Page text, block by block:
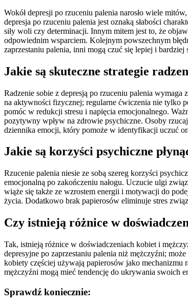
Wokół depresji po rzuceniu palenia narosło wiele
depresja po rzuceniu palenia jest oznaką słabości
siły woli czy determinacji. Innym mitem jest to, że
odpowiednim wsparciem. Kolejnym powszechnym
zaprzestaniu palenia, inni mogą czuć się lepiej i bardziej
Jakie są skuteczne strategie
Radzenie sobie z depresją po rzuceniu palenia
na aktywności fizycznej; regularne ćwiczenia nie tylko
pomóc w redukcji stresu i napięcia emocjonalnego.
pozytywny wpływ na zdrowie psychiczne. Osoby
dziennika emocji, który pomoże w identyfikacji uczuć
Jakie są korzyści psychiczne
Rzucenie palenia niesie ze sobą szereg korzyści
emocjonalną po zakończeniu nałogu. Uczucie ulgi
wiąże się także ze wzrostem energii i motywacji do
życia. Dodatkowo brak papierosów eliminuje stres
Czy istnieją różnice w
Tak, istnieją różnice w doświadczeniach kobiet i
depresyjne po zaprzestaniu palenia niż mężczyźni;
kobiety częściej używają papierosów jako
mężczyźni mogą mieć tendencję do ukrywania swoich
Sprawdź koniecznie: